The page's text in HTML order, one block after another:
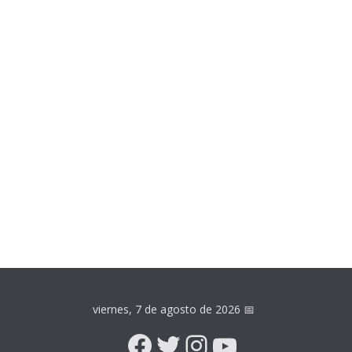
viernes, 7 de agosto de 2026 📅